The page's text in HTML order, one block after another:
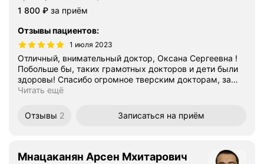
Цена
1800
1 800 ₽ за приём
Отзывы пациентов:
1 июля 2023
Отличный, внимательный доктор, Оксана Сергеевна !
Побольше бы, таких грамотных докторов и дети были
здоровы! Спасибо огромное тверским докторам, за…
Читать ещё
Отзывы 2 Записаться на приём
Мнацаканян Арсен Мхитарович